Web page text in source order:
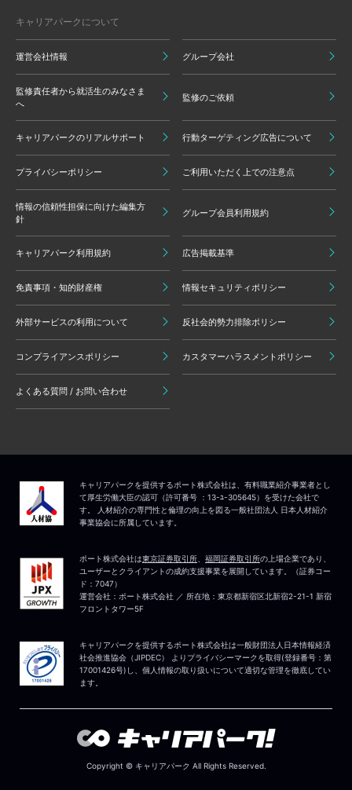
キャリアパークについて
運営会社情報 グループ会社
監修責任者から就活生のみなさま
へ
監修のご依頼
キャリアパークのリアルサポート 行動ターゲティング広告について
プライバシーポリシー ご利用いただく上での注意点
情報の信頼性担保に向けた編集方
針
グループ会員利用規約
キャリアパーク利用規約 広告掲載基準
免責事項・知的財産権 情報セキュリティポリシー
外部サービスの利用について 反社会的勢力排除ポリシー
コンプライアンスポリシー カスタマーハラスメントポリシー
よくある質問 / お問い合わせ